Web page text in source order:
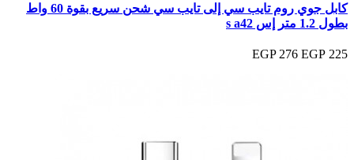
كابل جوي روم تايب سي إلى تايب سي شحن سريع بقوة 60 واط
بطول 1.2 متر إس s a42
225 EGP
276 EGP